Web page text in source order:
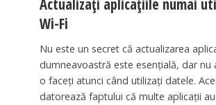
Actualizați aplicațiile numai
Wi-Fi
Nu este un secret că actualizarea
dumneavoastră este esențială, dar nu
o faceți atunci când utilizați datele.
datorează faptului că multe aplicații